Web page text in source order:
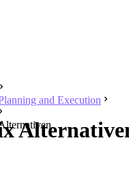
and Execution